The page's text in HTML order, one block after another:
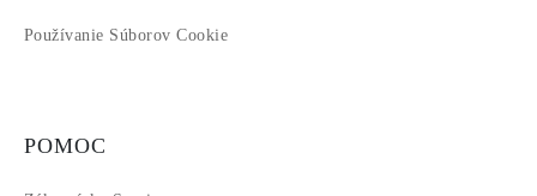
Používanie Súborov Cookie
POMOC